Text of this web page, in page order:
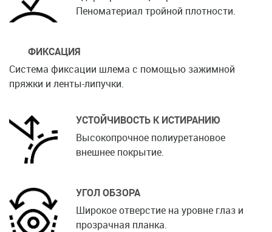
Пеноматериал тройной плотности.
ФИКСАЦИЯ
Система фиксации шлема с помощью зажимной
пряжки и ленты-липучки.
УСТОЙЧИВОСТЬ К ИСТИРАНИЮ
Высокопрочное полиуретановое
внешнее покрытие.
УГОЛ ОБЗОРА
Широкое отверстие на уровне глаз и
прозрачная планка.